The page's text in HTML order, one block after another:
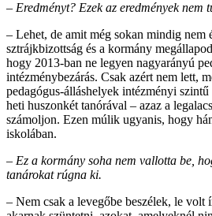
– Eredményt? Ezek az eredmények nem
– Lehet, de amit még sokan mindig nem
sztrájkbizottság és a kormány
hogy 2013-ban ne legyen nagyarányú
intézménybezárás. Csak azért nem lett,
pedagógus-álláshelyek intézményi
heti huszonkét tanórával – azaz a
számoljon. Ezen múlik ugyanis, hogy
iskolában.
– Ez a kormány soha nem vallotta be,
tanárokat rúgna ki.
– Nem csak a levegőbe beszélek, le